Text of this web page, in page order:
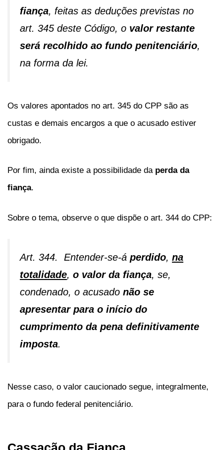
fiança, feitas as deduções previstas no
art. 345 deste Código, o valor restante
será recolhido ao fundo penitenciário,
na forma da lei.
Os valores apontados no art. 345 do CPP são as
custas e demais encargos a que o acusado estiver
obrigado.
Por fim, ainda existe a possibilidade da perda da
fiança.
Sobre o tema, observe o que dispõe o art. 344 do CPP:
Art. 344. Entender-se-á perdido, na
totalidade, o valor da fiança, se,
condenado, o acusado não se
apresentar para o início do
cumprimento da pena definitivamente
imposta.
Nesse caso, o valor caucionado segue, integralmente,
para o fundo federal penitenciário.